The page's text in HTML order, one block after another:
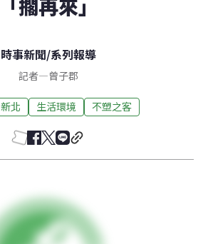
時事新聞/系列報導
記者—曾子郡
新北 生活環境 不塑之客